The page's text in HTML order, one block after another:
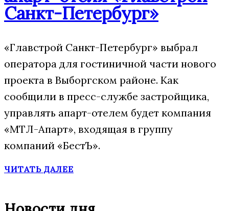
Санкт-Петербург»
«Главстрой Санкт-Петербург» выбрал
оператора для гостиничной части нового
проекта в Выборгском районе. Как
сообщили в пресс-службе застройщика,
управлять апарт-отелем будет компания
«МТЛ-Апарт», входящая в группу
компаний «БестЪ».
ЧИТАТЬ ДАЛЕЕ